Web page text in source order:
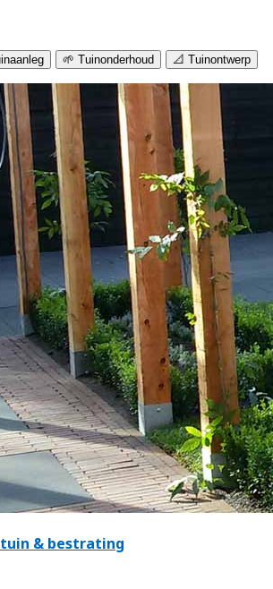
🌱 Tuinonderhoud 📐 Tuinontwerp
tuin & bestrating